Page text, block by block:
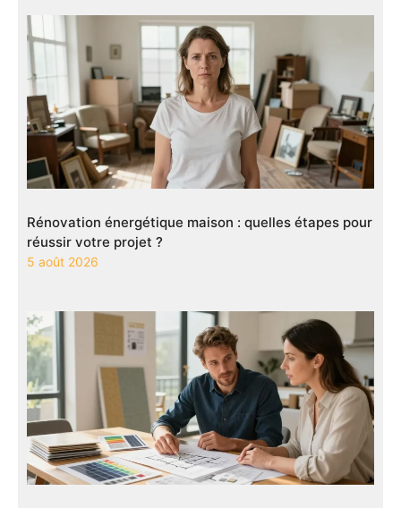
Rénovation énergétique maison : quelles étapes pour
réussir votre projet ?
5 août 2026